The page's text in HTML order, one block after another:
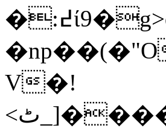
�:߄ί9�g>o.Ϟxas}v�_���Ģ+�9.�ɚ�,�c��
V�!
<ٹ_]�������}Y��RoB�7��Ii�,��p��g